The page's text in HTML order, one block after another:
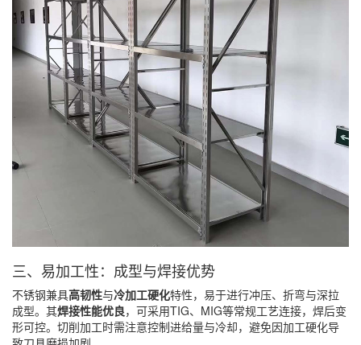
三、易加工性：成型与焊接优势
不锈钢兼具高韧性与冷加工硬化特性，易于进行冲压、折弯与深拉
成型。其焊接性能优良，可采用TIG、MIG等常规工艺连接，焊后变
形可控。切削加工时需注意控制进给量与冷却，避免因加工硬化导